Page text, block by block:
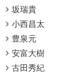
坂瑞貴
小西昌太
豊泉元
安富大樹
古田秀紀